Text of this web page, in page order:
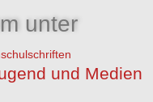
unter
und Medien